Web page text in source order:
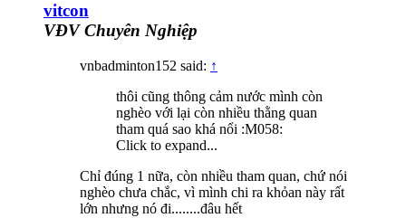
vitcon
VĐV Chuyên Nghiệp
vnbadminton152 said: ↑
thôi cũng thông cảm nước mình còn
nghèo với lại còn nhiều thằng quan
tham quá sao khá nổi :M058:
Click to expand...
Chỉ đúng 1 nữa, còn nhiều tham quan, chứ nói
nghèo chưa chắc, vì mình chi ra khỏan này rất
lớn nhưng nó đi........đâu hết